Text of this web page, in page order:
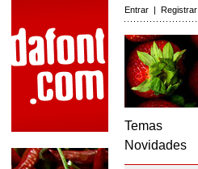
Entrar | Registrar
Temas
Novidades